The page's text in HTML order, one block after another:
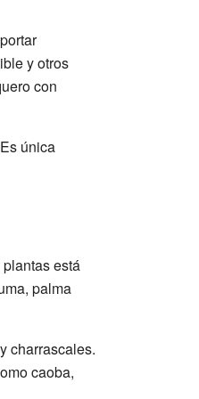
y otros
con
única
está
palma
charrascales.
caoba,